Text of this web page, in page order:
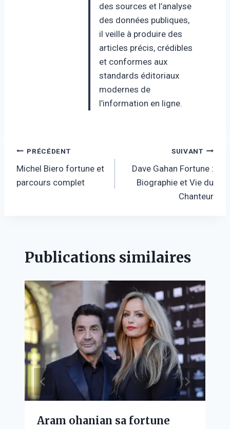
des sources et l’analyse
des données publiques,
il veille à produire des
articles précis, crédibles
et conformes aux
standards éditoriaux
modernes de
l’information en ligne.
Navigation
de
PRÉCÉDENT
Michel Biero fortune et
parcours complet
SUIVANT
Dave Gahan Fortune :
Biographie et Vie du
Chanteur
Publications similaires
Aram ohanian sa fortune